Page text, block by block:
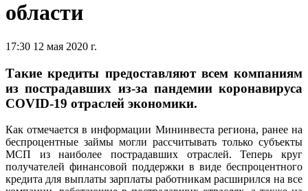
области
17:30 12 мая 2020 г.
Такие кредиты предоставляют всем компаниям
из пострадавших из-за пандемии коронавируса
COVID-19 отраслей экономики.
Как отмечается в информации Мининвеста региона, ранее на
беспроцентные займы могли рассчитывать только субъекты
МСП из наиболее пострадавших отраслей. Теперь круг
получателей финансовой поддержки в виде беспроцентного
кредита для выплаты зарплаты работникам расширился на все